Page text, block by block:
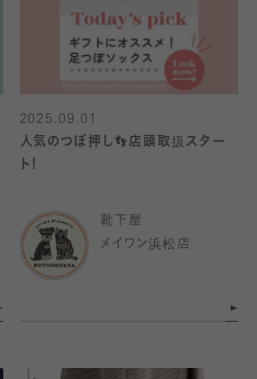
2025.09.01
人気のつぼ押し👣店頭取扱スター
ト！
靴下屋
メイワン浜松店